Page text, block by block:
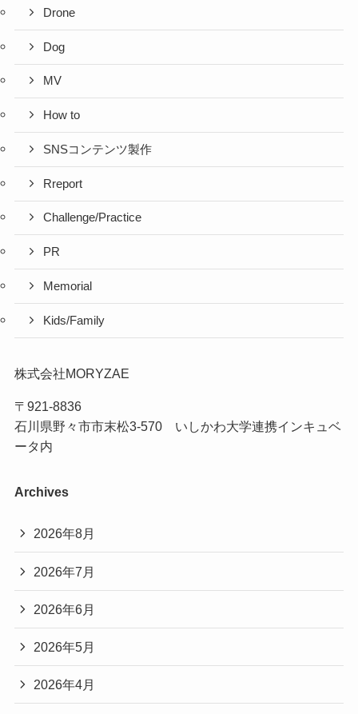
Drone
Dog
MV
How to
SNSコンテンツ製作
Rreport
Challenge/Practice
PR
Memorial
Kids/Family
株式会社MORYZAE
〒921-8836
石川県野々市市末松3-570 いしかわ大学連携インキュベ
ータ内
Archives
2026年8月
2026年7月
2026年6月
2026年5月
2026年4月